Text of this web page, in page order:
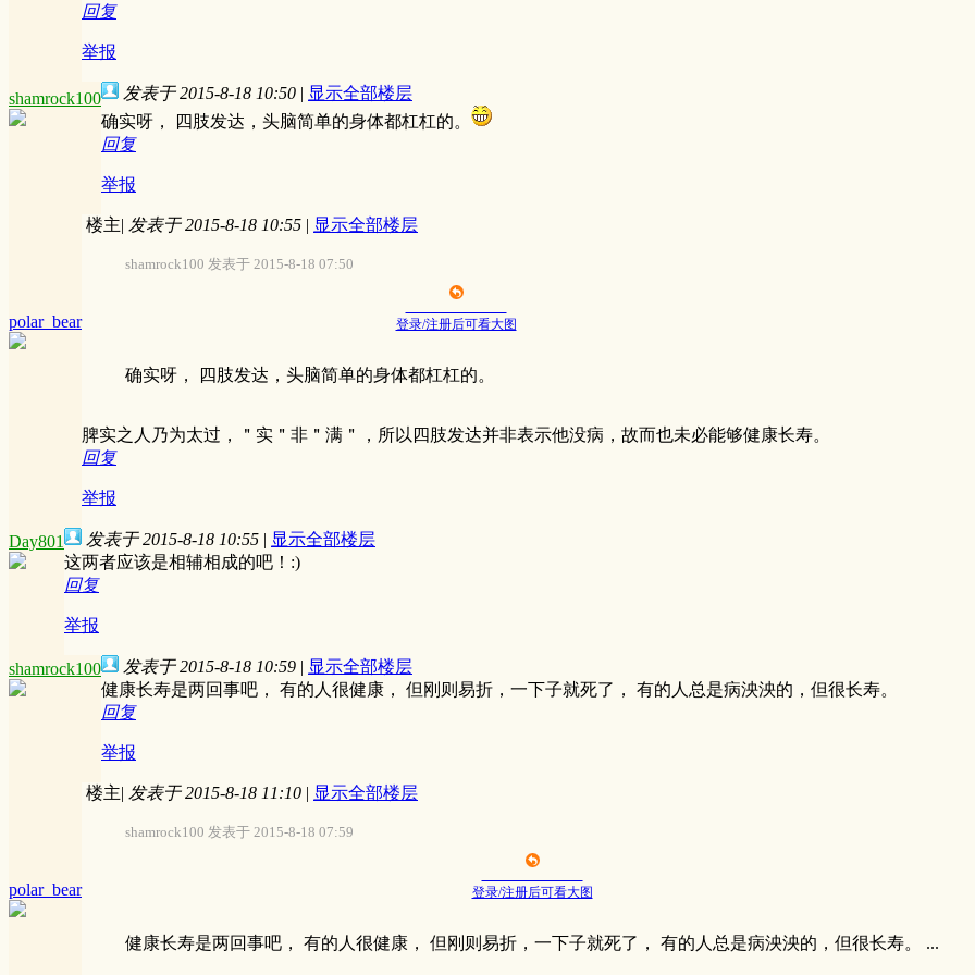
回复
举报
shamrock100 发表于 2015-8-18 10:50 | 显示全部楼层
确实呀， 四肢发达，头脑简单的身体都杠杠的。
回复
举报
polar_bear
楼主| 发表于 2015-8-18 10:55 | 显示全部楼层
shamrock100 发表于 2015-8-18 07:50
登录/注册后可看大图
确实呀， 四肢发达，头脑简单的身体都杠杠的。
脾实之人乃为太过，＂实＂非＂满＂，所以四肢发达并非表示他没病，故而也未必能够健康长寿。
回复
举报
Day801 发表于 2015-8-18 10:55 | 显示全部楼层
这两者应该是相辅相成的吧！:)
回复
举报
shamrock100 发表于 2015-8-18 10:59 | 显示全部楼层
健康长寿是两回事吧， 有的人很健康， 但刚则易折，一下子就死了， 有的人总是病泱泱的，但很长寿。
回复
举报
polar_bear
楼主| 发表于 2015-8-18 11:10 | 显示全部楼层
shamrock100 发表于 2015-8-18 07:59
登录/注册后可看大图
健康长寿是两回事吧， 有的人很健康， 但刚则易折，一下子就死了， 有的人总是病泱泱的，但很长寿。 ...